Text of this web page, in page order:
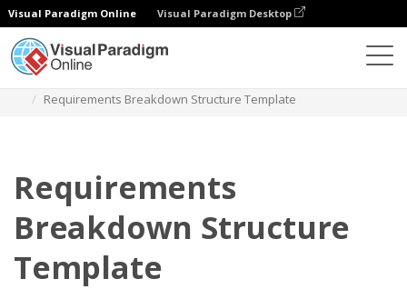
Visual Paradigm Online Visual Paradigm Desktop
Requirements Breakdown Structure Template
Requirements
Breakdown Structure
Template